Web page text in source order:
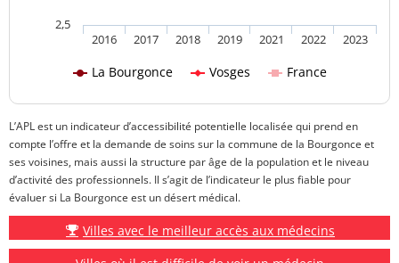
La Bourgonce Vosges France
2016 2017 2018 2019 2021 2022 2023
2,5
L’APL est un indicateur d’accessibilité potentielle localisée qui prend en
compte l’offre et la demande de soins sur la commune de la Bourgonce et
ses voisines, mais aussi la structure par âge de la population et le niveau
d’activité des professionnels. Il s’agit de l’indicateur le plus fiable pour
évaluer si La Bourgonce est un désert médical.
Villes avec le meilleur accès aux médecins